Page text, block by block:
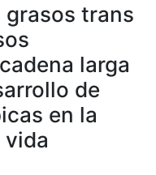
grasos trans
larga
de
en la
vida